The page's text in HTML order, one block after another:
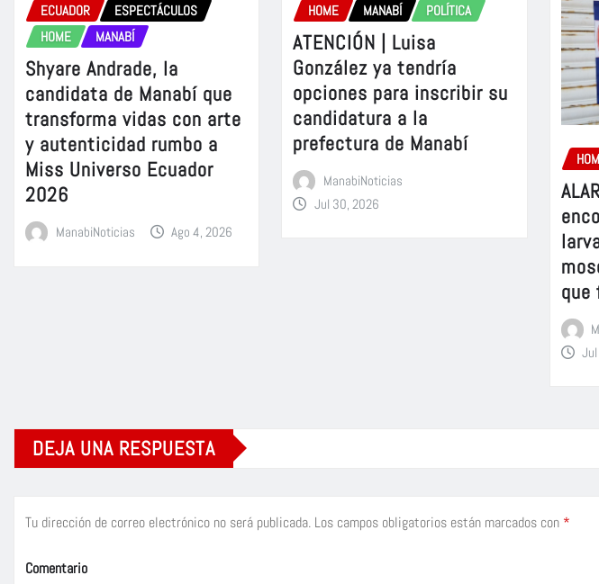
ECUADOR
ESPECTÁCULOS
HOME
MANABÍ
Shyare Andrade, la
candidata de Manabí que
transforma vidas con arte
y autenticidad rumbo a
Miss Universo Ecuador
2026
ManabiNoticias Ago 4, 2026
HOME MANABÍ POLÍTICA
ATENCIÓN | Luisa
González ya tendría
opciones para inscribir su
candidatura a la
prefectura de Manabí
ManabiNoticias
Jul 30, 2026
que
DEJA UNA RESPUESTA
Tu dirección de correo electrónico no será publicada. Los campos obligatorios están marcados con *
Comentario